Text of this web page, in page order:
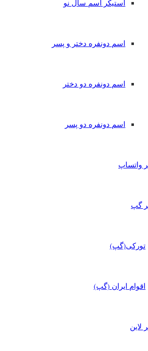
استیکر اسم سال نو
اسم دونفره دختر و پسر
اسم دونفره دو دختر
اسم دونفره دو پسر
واتساپ
گپ
تورکی(گپ)
اقوام ایران (گپ)
لاین